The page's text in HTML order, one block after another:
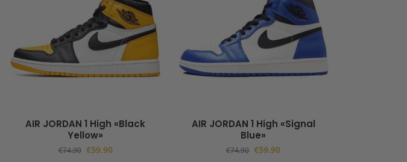
AIR JORDAN 1 High «Black
Yellow»
€74.90 €59.90
AIR JORDAN 1 High «Signal
Blue»
€74.90 €59.90